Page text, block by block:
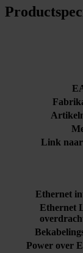
Link
Ethernet
Ethernet
Power over